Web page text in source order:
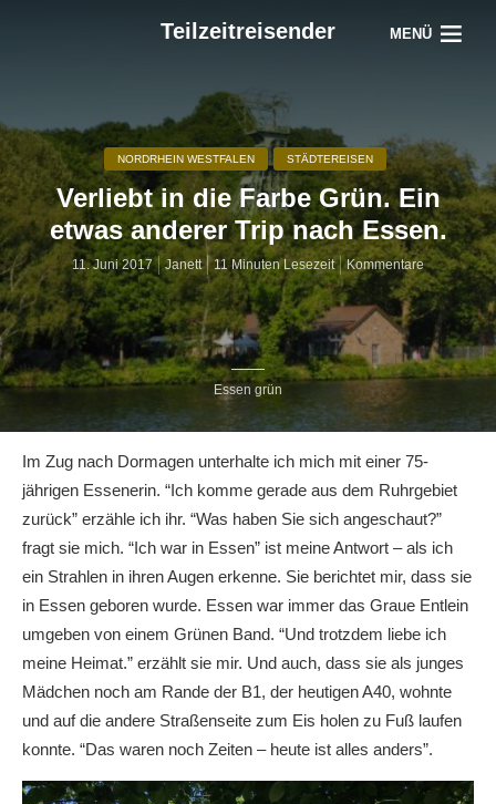
Teilzeitreisender MENÜ
Essen grün
NORDRHEIN WESTFALEN STÄDTEREISEN
Verliebt in die Farbe Grün. Ein
etwas anderer Trip nach Essen.
11. Juni 2017 Janett 11 Minuten Lesezeit Kommentare
Im Zug nach Dormagen unterhalte ich mich mit einer 75-
jährigen Essenerin. “Ich komme gerade aus dem Ruhrgebiet
zurück” erzähle ich ihr. “Was haben Sie sich angeschaut?”
fragt sie mich. “Ich war in Essen” ist meine Antwort – als ich
ein Strahlen in ihren Augen erkenne. Sie berichtet mir, dass sie
in Essen geboren wurde. Essen war immer das Graue Entlein
umgeben von einem Grünen Band. “Und trotzdem liebe ich
meine Heimat.” erzählt sie mir. Und auch, dass sie als junges
Mädchen noch am Rande der B1, der heutigen A40, wohnte
und auf die andere Straßenseite zum Eis holen zu Fuß laufen
konnte. “Das waren noch Zeiten – heute ist alles anders”.